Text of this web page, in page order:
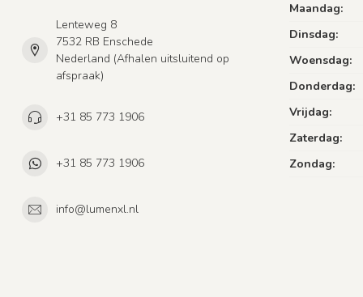
Lenteweg 8
7532 RB Enschede
Nederland (Afhalen uitsluitend op
afspraak)
+31 85 773 1906
+31 85 773 1906
info@lumenxl.nl
Maandag:
Dinsdag:
Woensdag:
Donderdag:
Vrijdag:
Zaterdag:
Zondag: